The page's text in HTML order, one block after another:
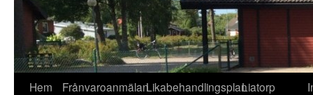
Hoppa
Hem FrånvaroanmälanLikabehandlingsplanLiatorp